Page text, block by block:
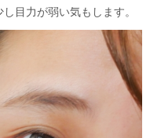
目力が弱い気もします。